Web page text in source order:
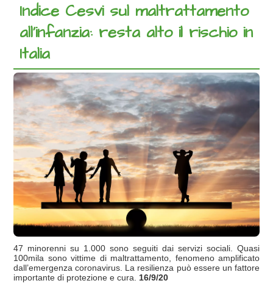
Indice Cesvi sul maltrattamento
all’infanzia: resta alto il rischio in
Italia
47 minorenni su 1.000 sono seguiti dai servizi sociali. Quasi
100mila sono vittime di maltrattamento, fenomeno amplificato
dall’emergenza coronavirus. La resilienza può essere un fattore
importante di protezione e cura. 16/9/20